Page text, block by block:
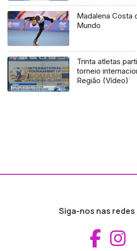
Madalena Costa
Mundo
Trinta atletas
torneio
Região (Vídeo)
Siga-nos nas